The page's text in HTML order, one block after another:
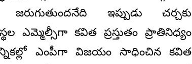
ఇప్పుడు చర్చకు
ఎమ్మెల్సీగా కవిత ప్రస్తుతం ప్రాతినిధ్యం
ఎంపీగా విజయం సాధించిన కవిత